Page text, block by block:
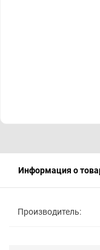
Информация о
Производитель: